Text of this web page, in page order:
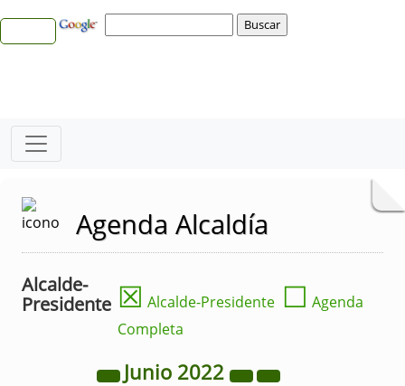
Agenda Alcaldía
Alcalde-
Presidente ☒ Alcalde-Presidente ☐ Agenda
Completa
Junio 2022